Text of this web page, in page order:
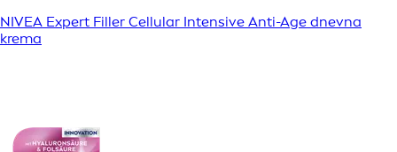
NIVEA Expert Filler Cellular Intensive Anti-Age dnevna
krema